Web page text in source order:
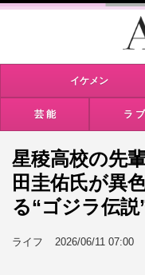
イケメン
芸 能 ラ ブ
星稜高校の先
田圭佑氏が異
る“ゴジラ伝
ライフ 2026/06/11 07:00